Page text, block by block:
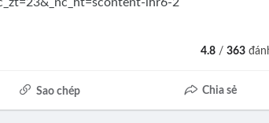
4.8 /363
Sao chép Chia sẻ